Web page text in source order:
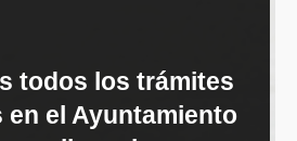
todos los trámites
en el Ayuntamiento